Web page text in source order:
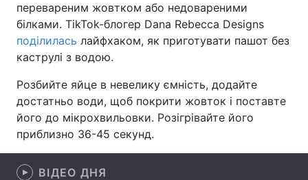
Зброя Інциденти
Здоров'я
Цікавинки
Лонгріди
Відео з Youtube
перевареним жовтком або недовареними
білками. TikTok-блогер Dana Rebecca Designs
поділилась лайфхаком, як приготувати пашот без
каструлі з водою.
Розбийте яйце в невелику ємність, додайте
достатньо води, щоб покрити жовток і поставте
його до мікрохвильовки. Розігрівайте його
приблизно 36-45 секунд.
ВІДЕО ДНЯ